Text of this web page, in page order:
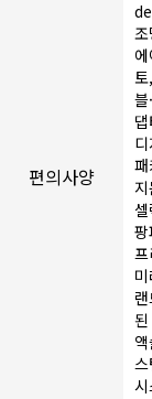
편의사양
시